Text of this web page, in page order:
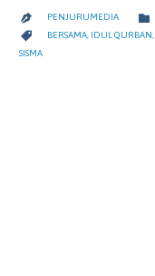
 PENJURUMEDIA 
 CATEGORY
BERSAMA, IDUL QURBAN,
SISMA